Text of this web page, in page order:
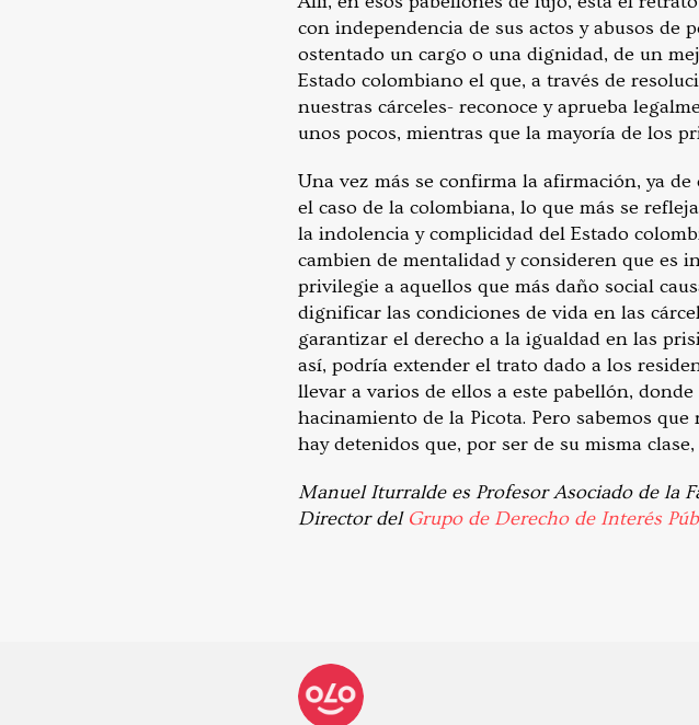
con independencia de sus actos y abusos de
ostentado un cargo o una dignidad, de un
Estado colombiano el que, a través de
nuestras cárceles- reconoce y aprueba
unos pocos, mientras que la mayoría de los
Una vez más se confirma la afirmación, ya
el caso de la colombiana, lo que más se
la indolencia y complicidad del Estado
cambien de mentalidad y consideren que es
privilegie a aquellos que más daño social
dignificar las condiciones de vida en las
garantizar el derecho a la igualdad en las
así, podría extender el trato dado a los
llevar a varios de ellos a este pabellón,
hacinamiento de la Picota. Pero sabemos
hay detenidos que, por ser de su misma
Manuel Iturralde es Profesor Asociado de la
Director del Grupo de Derecho de Interés